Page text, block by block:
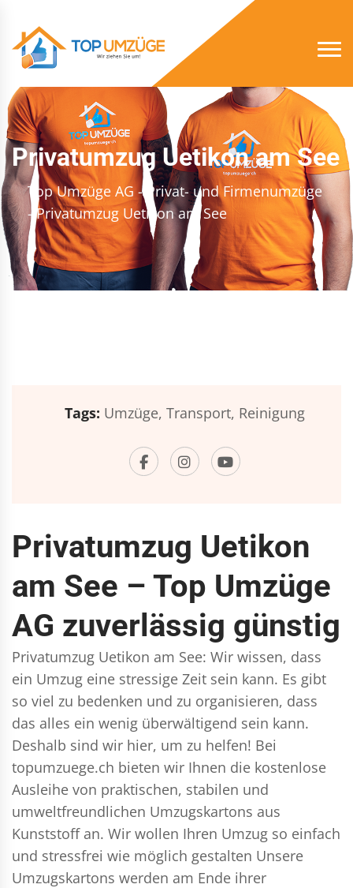
Privatumzug Uetikon am See
Top Umzüge AG - Privat- und Firmenumzüge
- Privatumzug Uetikon am See
Tags: Umzüge, Transport, Reinigung
Privatumzug Uetikon
am See – Top Umzüge
AG zuverlässig günstig
Privatumzug Uetikon am See: Wir wissen, dass
ein Umzug eine stressige Zeit sein kann. Es gibt
so viel zu bedenken und zu organisieren, dass
das alles ein wenig überwältigend sein kann.
Deshalb sind wir hier, um zu helfen! Bei
topumzuege.ch bieten wir Ihnen die kostenlose
Ausleihe von praktischen, stabilen und
umweltfreundlichen Umzugskartons aus
Kunststoff an. Wir wollen Ihren Umzug so einfach
und stressfrei wie möglich gestalten Unsere
Umzugskartons werden am Ende ihrer